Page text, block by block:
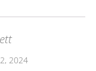
2024